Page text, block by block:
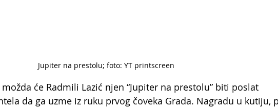
Jupiter na prestolu; foto: YT printscreen
će Radmili Lazić njen “Jupiter na prestolu” biti poslat
da ga uzme iz ruku prvog čoveka Grada. Nagradu u kutiju,